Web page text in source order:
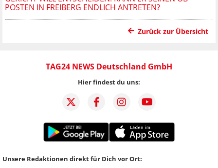
POSTEN IN FREIBERG ENDLICH ANTRETEN?
Zurück zur Übersicht
TAG24 NEWS Deutschland GmbH
Hier findest du uns:
Unsere Redaktionen direkt für Dich vor Ort: